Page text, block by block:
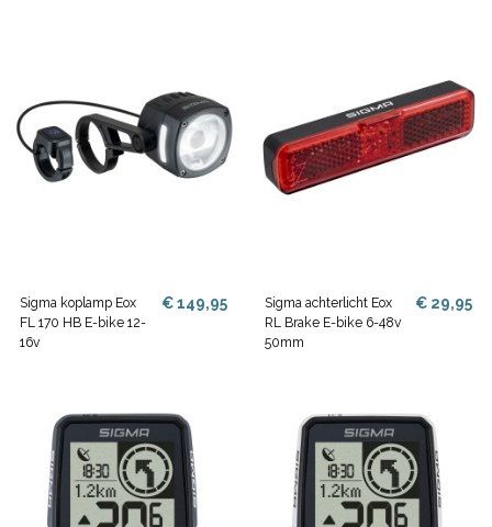
Sigma koplamp Eox
FL 170 HB E-bike 12-
16v
€ 149,95
Sigma achterlicht Eox
RL Brake E-bike 6-48v
50mm
€ 29,95